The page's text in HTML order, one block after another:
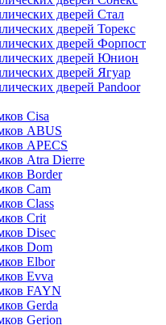
дверей Стал
дверей Торекс
дверей Форпост
дверей Юнион
дверей Ягуар
дверей Pandoor
Cisa
ABUS
APECS
Atra Dierre
Border
Cam
Class
Crit
Disec
Dom
Elbor
Evva
FAYN
Gerda
Gerion